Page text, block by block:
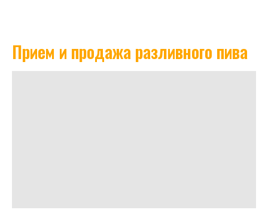
Прием и продажа разливного пива